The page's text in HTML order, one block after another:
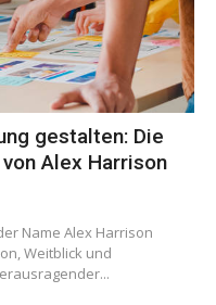
gestalten: Die
Alex Harrison
Name Alex Harrison
Weitblick und